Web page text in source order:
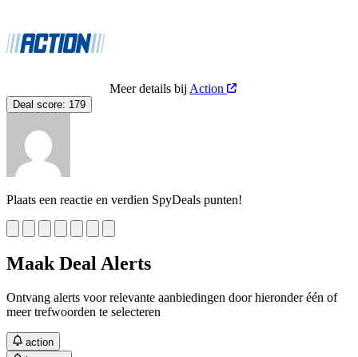
Meer details bij Action
Deal score: 179
Plaats een reactie en verdien SpyDeals punten!
Maak Deal Alerts
Ontvang alerts voor relevante aanbiedingen door hieronder één of
meer trefwoorden te selecteren
action